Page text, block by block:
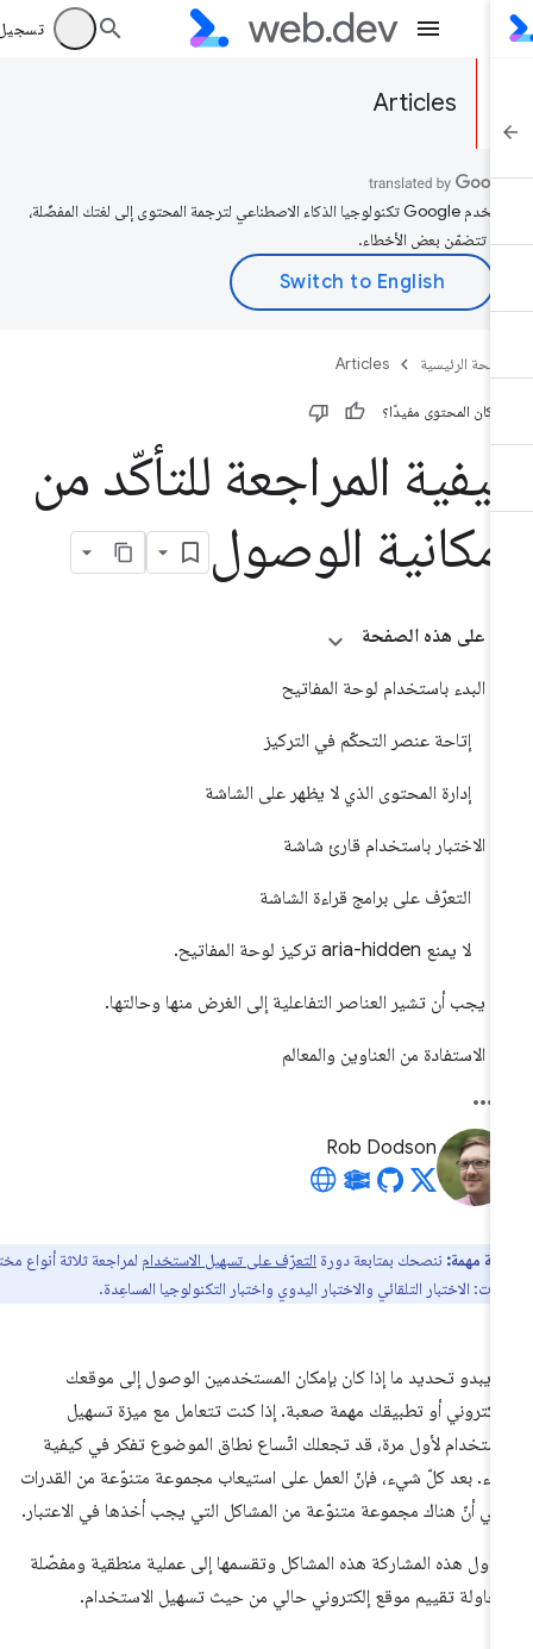
تسجيل
Articles
تستخدم Google تكنولوجيا الذكاء الاصطناعي لترجمة المحتوى إلى لغتك المفضّلة،
تتضمّن بعض الأخطاء.
الرئيسية Articles
كان المحتوى مفيدًا؟
المراجعة للتأكّد من
الوصول
على هذه الصفحة
البدء باستخدام لوحة المفاتيح
إتاحة عنصر التحكّم في التركيز
إدارة المحتوى الذي لا يظهر على الشاشة
الاختبار باستخدام قارئ شاشة
التعرّف على برامج قراءة الشاشة
لا يمنع aria-hidden تركيز لوحة المفاتيح.
يجب أن تشير العناصر التفاعلية إلى الغرض منها وحالتها.
الاستفادة من العناوين والمعالم
Rob Dodson
مهمة:ننصحك بمتابعة دورةالتعرّف على تسهيل الاستخداملمراجعة ثلاثة أنواع مختلفة
الاختبار التلقائي والاختبار اليدوي واختبار التكنولوجيا المساعِدة.
يبدو تحديد ما إذا كان بإمكان المستخدمين الوصول إلى موقعك
أو تطبيقك مهمة صعبة. إذا كنت تتعامل مع ميزة تسهيل
لأول مرة، قد تجعلك اتّساع نطاق الموضوع تفكر في كيفية
بعد كلّ شيء، فإنّ العمل على استيعاب مجموعة متنوّعة من القدرات
أنّ هناك مجموعة متنوّعة من المشاكل التي يجب أخذها في الاعتبار.
هذه المشاركة هذه المشاكل وتقسمها إلى عملية منطقية ومفصّلة
تقييم موقع إلكتروني حالي من حيث تسهيل الاستخدام.